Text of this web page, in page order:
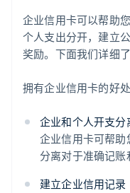
企业信用卡可以帮助
个人支出分开，建立
奖励。下面我们详细
拥有企业信用卡的好处
企业和个人开支分
企业信用卡可帮
分离对于准确记账
建立企业信用记录